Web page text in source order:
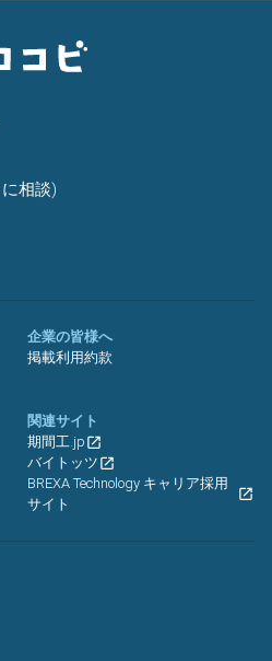
相談)
企業の皆様へ
掲載利用約款
関連サイト
期間工.jp
バイトッツ
BREXA Technology キャリア採用
サイト